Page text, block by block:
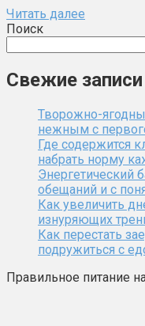
Читать далее
Поиск
Свежие записи
Творожно-
нежным с
Где содержится
набрать норму
Энергетический
обещаний и с
Как увеличить
изнуряющих
Как перестать
подружиться с
Правильное питание